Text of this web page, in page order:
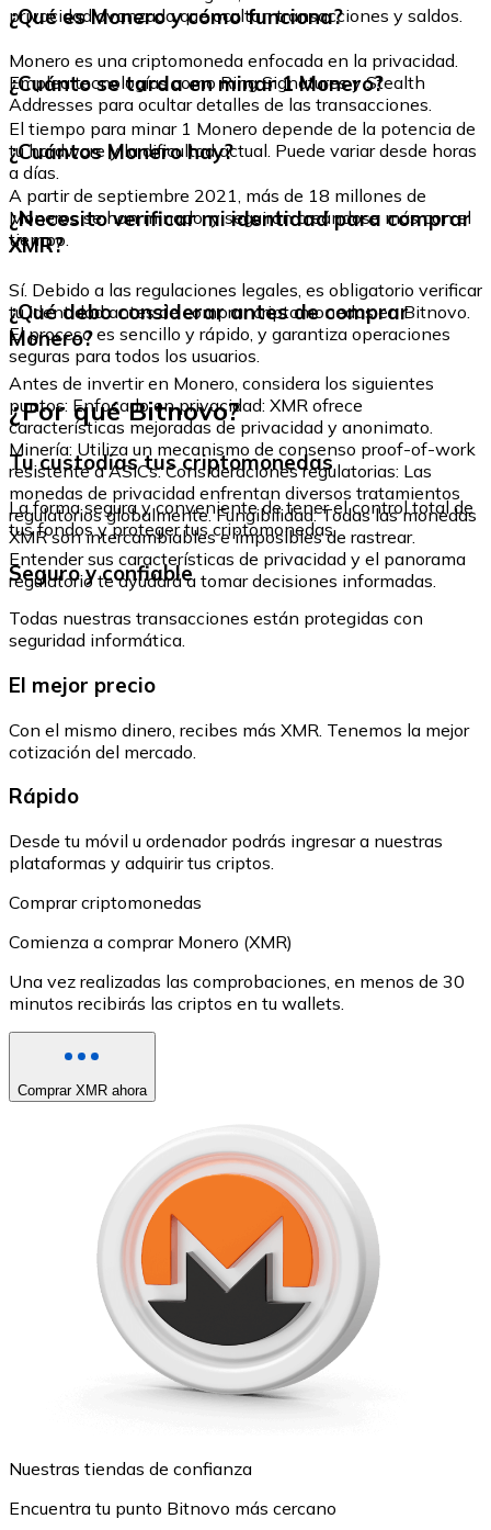
privacidad avanzada que ocultan transacciones y saldos.
¿Qué es Monero y cómo funciona?
Monero es una criptomoneda enfocada en la privacidad.
Emplea tecnologías como Ring Signatures y Stealth
Addresses para ocultar detalles de las transacciones.
¿Cuánto se tarda en minar 1 Monero?
El tiempo para minar 1 Monero depende de la potencia de
tu hardware y la dificultad actual. Puede variar desde horas
a días.
¿Cuántos Monero hay?
A partir de septiembre 2021, más de 18 millones de
Moneros se han minado, y seguirán creándose más con el
tiempo.
¿Necesito verificar mi identidad para comprar
XMR?
Sí. Debido a las regulaciones legales, es obligatorio verificar
tu identidad antes de comprar criptomonedas en Bitnovo.
El proceso es sencillo y rápido, y garantiza operaciones
seguras para todos los usuarios.
¿Qué debo considerar antes de comprar
Monero?
Antes de invertir en Monero, considera los siguientes
puntos: Enfocado en privacidad: XMR ofrece
características mejoradas de privacidad y anonimato.
Minería: Utiliza un mecanismo de consenso proof-of-work
resistente a ASICs. Consideraciones regulatorias: Las
monedas de privacidad enfrentan diversos tratamientos
regulatorios globalmente. Fungibilidad: Todas las monedas
XMR son intercambiables e imposibles de rastrear.
Entender sus características de privacidad y el panorama
regulatorio te ayudará a tomar decisiones informadas.
¿Por qué Bitnovo?
Tu custodias tus criptomonedas
La forma segura y conveniente de tener el control total de
tus fondos y proteger tus criptomonedas.
Seguro y confiable
Todas nuestras transacciones están protegidas con
seguridad informática.
El mejor precio
Con el mismo dinero, recibes más XMR. Tenemos la mejor
cotización del mercado.
Rápido
Desde tu móvil u ordenador podrás ingresar a nuestras
plataformas y adquirir tus criptos.
Comprar criptomonedas
Comienza a comprar Monero (XMR)
Una vez realizadas las comprobaciones, en menos de 30
minutos recibirás las criptos en tu wallets.
Comprar XMR ahora
Nuestras tiendas de confianza
Encuentra tu punto Bitnovo más cercano